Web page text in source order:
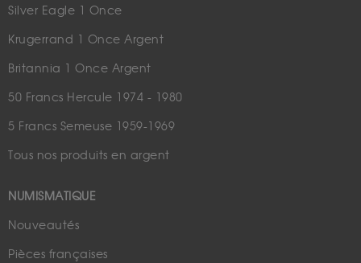
Silver Eagle 1 Once
Krugerrand 1 Once Argent
Britannia 1 Once Argent
50 Francs Hercule 1974 - 1980
5 Francs Semeuse 1959-1969
Tous nos produits en argent
NUMISMATIQUE
Nouveautés
Pièces françaises